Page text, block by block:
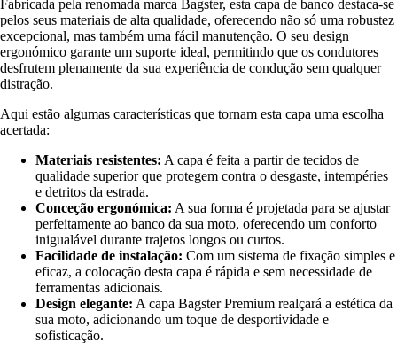
Fabricada pela renomada marca Bagster, esta capa de banco destaca-se
pelos seus materiais de alta qualidade, oferecendo não só uma robustez
excepcional, mas também uma fácil manutenção. O seu design
ergonómico garante um suporte ideal, permitindo que os condutores
desfrutem plenamente da sua experiência de condução sem qualquer
distração.
Aqui estão algumas características que tornam esta capa uma escolha
acertada:
Materiais resistentes: A capa é feita a partir de tecidos de
qualidade superior que protegem contra o desgaste, intempéries
e detritos da estrada.
Conceção ergonómica: A sua forma é projetada para se ajustar
perfeitamente ao banco da sua moto, oferecendo um conforto
inigualável durante trajetos longos ou curtos.
Facilidade de instalação: Com um sistema de fixação simples e
eficaz, a colocação desta capa é rápida e sem necessidade de
ferramentas adicionais.
Design elegante: A capa Bagster Premium realçará a estética da
sua moto, adicionando um toque de desportividade e
sofisticação.